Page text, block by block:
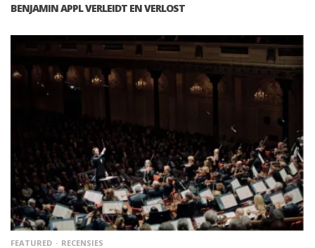
BENJAMIN APPL VERLEIDT EN VERLOST
FEATURED RECENSIES